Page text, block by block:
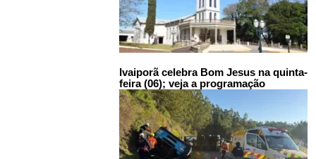
Ivaiporã celebra Bom Jesus na quinta-
feira (06); veja a programação